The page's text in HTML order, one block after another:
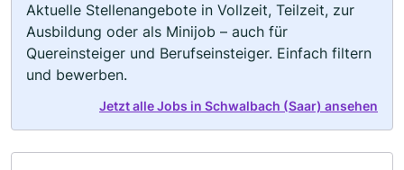
Aktuelle Stellenangebote in Vollzeit, Teilzeit, zur
Ausbildung oder als Minijob – auch für
Quereinsteiger und Berufseinsteiger. Einfach filtern
und bewerben.
Jetzt alle Jobs in Schwalbach (Saar) ansehen